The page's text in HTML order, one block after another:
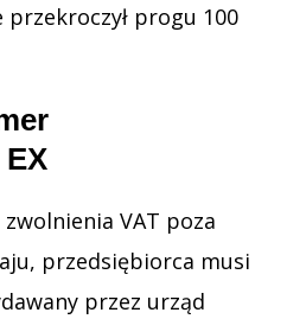
progu 100
VAT poza
przedsiębiorca musi
przez urząd